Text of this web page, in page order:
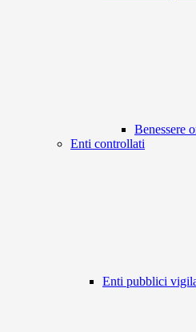
Benessere
Enti controllati
Enti pubblici